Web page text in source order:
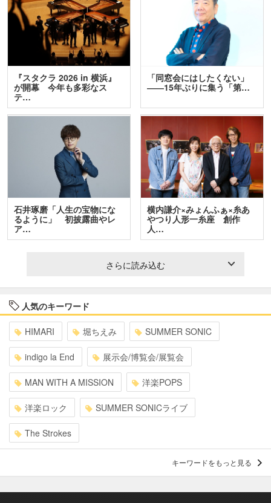
『スタクラ 2026 in 横浜』
が開幕 今年も多彩なス
テ…
「同窓会にはしたくない」
――15年ぶりに集う「第…
石井琢磨「人生の宝物にな
るように」 初披露曲やレ
ア…
横内謙介×みょんふぁ×糸あ
やつり人形一糸座 創作
人…
さらに読み込む
人気のキーワード
HIMARI 堀ちえみ SUMMER SONIC
indigo la End 展示会/博覧会/展覧会
MAN WITH A MISSION 洋楽POPS
洋楽ロック SUMMER SONICライブ
The Strokes
キーワードをもっと見る